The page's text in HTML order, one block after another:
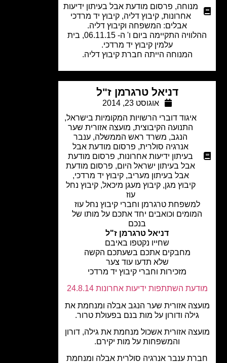
מנוחה
פרסום מודעת אבל בעיתון ידיעות
אחרונות,קיבוץ דליה,קיבוץ יד מרדכי
אבלים: המשפחה וקיבוץ דליה.
ההלוויה התקיימה ביום ו' ה- 06.11.15, בית
עלמין קיבוץ יד מרדכי.
המנוחה הייתה חברת קיבוץ דליה.
דניאל טרגרמן ז"ל
אוגוסט 23, 2014
איגוד דוברי הרשויות המקומיות בישראל ,
התנועה הקיבוצית,מועצה אזורית שער
משרד ראש הממשלה,ענבר
אנרגיה סולרית,פרסום מודעת אבל
בעיתון ידיעות אחרונות,פרסום מודעת
אבל בעיתון ישראל היום,פרסום מודעת
אבל בעיתון מעריב, קיבוץ יד מרדכי,
קיבוץ מגן,קיבוץ מעגן מיכאל, קיבוץ נחל
למשפחת טרגרמן וחברי קיבוץ נחל עוז
וכואבים יחד אתכם על מותו של
דניאל טרגרמן ז"ל
שחייו נקטפו באיבם
מחבקים אתכם בשעתכם הקשה
שלא תדעו עוד צער
מזכירות וחברי קיבוץ יד מרדכי
השתתפות ידיעות אחרונות 24.8.14
אזורית שער הנגב אבלה ומנחמת את
גילה ודורון על מות בנם בפעולת טרור.
אזורית אשכול מנחמת את גילה, דורון
והמשפחות על מות יקירם.
ענבר אנרגיה סולרית אבלה ומנחמת